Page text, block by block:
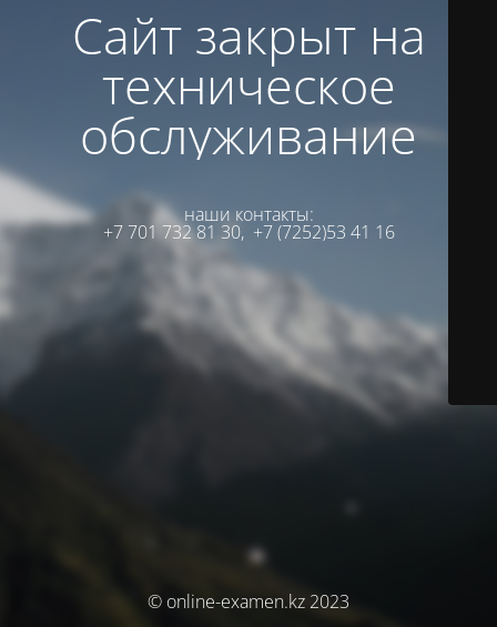
Сайт закрыт на
техническое
обслуживание
наши контакты:
+7 701 732 81 30, +7 (7252)53 41 16
© online-examen.kz 2023